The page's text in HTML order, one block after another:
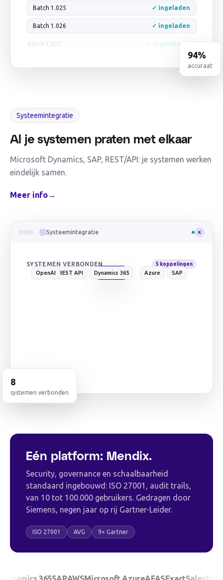
Batch 1.025 ✓ ingeladen
Batch 1.026 ✓ ingeladen
Batch 1.027 ✓ ingeladen
94%
accuraat
Systeemintegratie
Al je systemen praten met elkaar
Microsoft Dynamics, SAP, REST/API: je systemen werken
eindelijk samen.
Meer info→
Systeemintegratie K
SYSTEMEN VERBONDEN 5 koppelingen
Mendix
Dynamics 365 SAP
Azure
REST API
OpenAI
8
systemen verbonden
Eén platform: Mendix.
Security, governance en schaalbaarheid
standaard ingebouwd: ISO 27001, audit trails,
van 10 tot 100.000 gebruikers. Gedragen door
Siemens, negen jaar op rij Gartner-Leider.
ISO 27001 AVG 9× Gartner